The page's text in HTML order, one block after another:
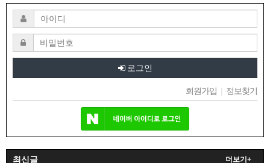
로그인
회원가입 | 정보찾기
최신글 더보기+